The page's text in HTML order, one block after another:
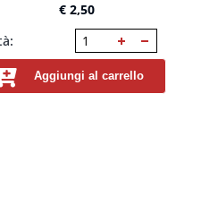
€ 2,50
Aggiungi al carrello